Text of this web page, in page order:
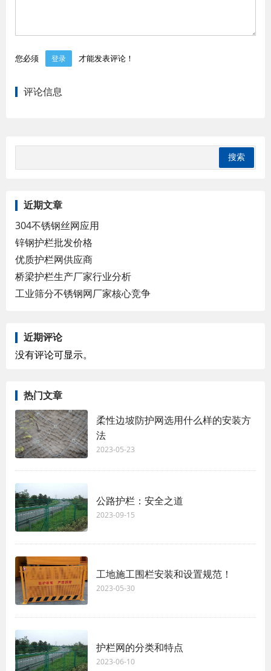
您必须 登录 才能发表评论！
评论信息
近期文章
304不锈钢丝网应用
锌钢护栏批发价格
优质护栏网供应商
桥梁护栏生产厂家行业分析
工业筛分不锈钢网厂家核心竞争
近期评论
没有评论可显示。
热门文章
柔性边坡防护网选用什么样的安装方
法
2023-05-23
公路护栏：安全之道
2023-09-15
工地施工围栏安装和设置规范！
2023-05-30
护栏网的分类和特点
2023-06-10